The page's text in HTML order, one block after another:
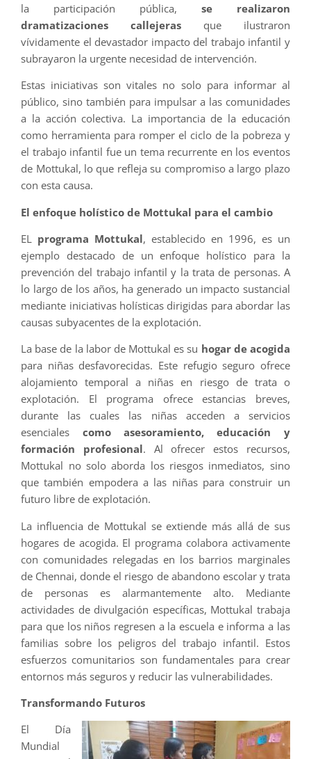
la participación pública, se realizaron
dramatizaciones callejeras que ilustraron
vívidamente el devastador impacto del trabajo infantil y
subrayaron la urgente necesidad de intervención.
Estas iniciativas son vitales no solo para informar al
público, sino también para impulsar a las comunidades
a la acción colectiva. La importancia de la educación
como herramienta para romper el ciclo de la pobreza y
el trabajo infantil fue un tema recurrente en los eventos
de Mottukal, lo que refleja su compromiso a largo plazo
con esta causa.
El enfoque holístico de Mottukal para el cambio
EL programa Mottukal, establecido en 1996, es un
ejemplo destacado de un enfoque holístico para la
prevención del trabajo infantil y la trata de personas. A
lo largo de los años, ha generado un impacto sustancial
mediante iniciativas holísticas dirigidas para abordar las
causas subyacentes de la explotación.
La base de la labor de Mottukal es su hogar de acogida
para niñas desfavorecidas. Este refugio seguro ofrece
alojamiento temporal a niñas en riesgo de trata o
explotación. El programa ofrece estancias breves,
durante las cuales las niñas acceden a servicios
esenciales como asesoramiento, educación y
formación profesional. Al ofrecer estos recursos,
Mottukal no solo aborda los riesgos inmediatos, sino
que también empodera a las niñas para construir un
futuro libre de explotación.
La influencia de Mottukal se extiende más allá de sus
hogares de acogida. El programa colabora activamente
con comunidades relegadas en los barrios marginales
de Chennai, donde el riesgo de abandono escolar y trata
de personas es alarmantemente alto. Mediante
actividades de divulgación específicas, Mottukal trabaja
para que los niños regresen a la escuela e informa a las
familias sobre los peligros del trabajo infantil. Estos
esfuerzos comunitarios son fundamentales para crear
entornos más seguros y reducir las vulnerabilidades.
Transformando Futuros
El Día
Mundial